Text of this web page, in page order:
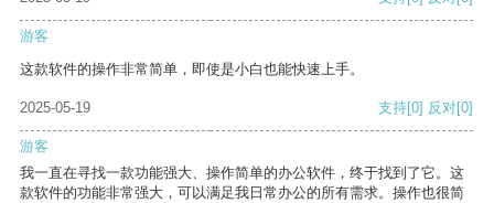
游客
这款软件的操作非常简单，即使是小白也能快速上手。
2025-05-19 支持[0] 反对[0]
游客
我一直在寻找一款功能强大、操作简单的办公软件，终于找到了它。这
款软件的功能非常强大，可以满足我日常办公的所有需求。操作也很简